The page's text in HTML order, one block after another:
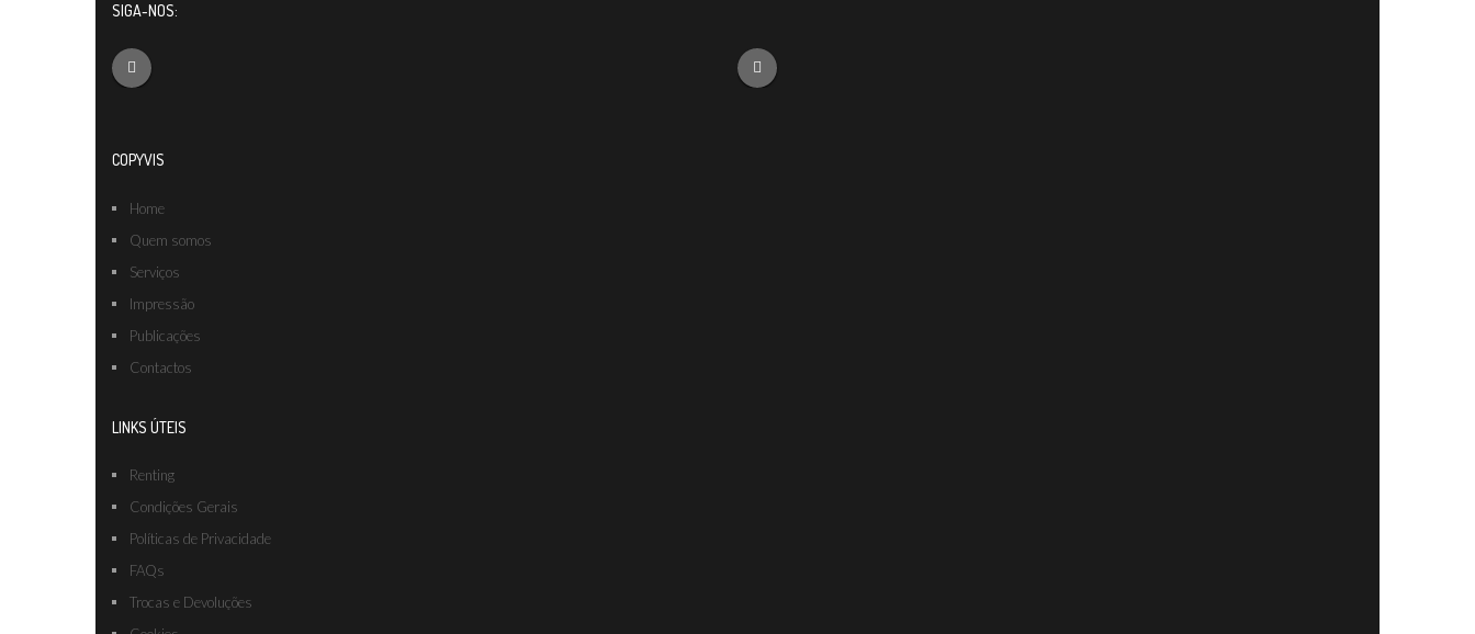
SIGA-NOS:
COPYVIS
Home
Quem somos
Serviços
Impressão
Publicações
Contactos
LINKS ÚTEIS
Renting
Condições Gerais
Políticas de Privacidade
FAQs
Trocas e Devoluções